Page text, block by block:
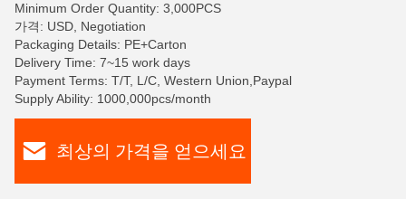
Minimum Order Quantity: 3,000PCS
가격: USD, Negotiation
Packaging Details: PE+Carton
Delivery Time: 7~15 work days
Payment Terms: T/T, L/C, Western Union,Paypal
Supply Ability: 1000,000pcs/month
최상의 가격을 얻으세요